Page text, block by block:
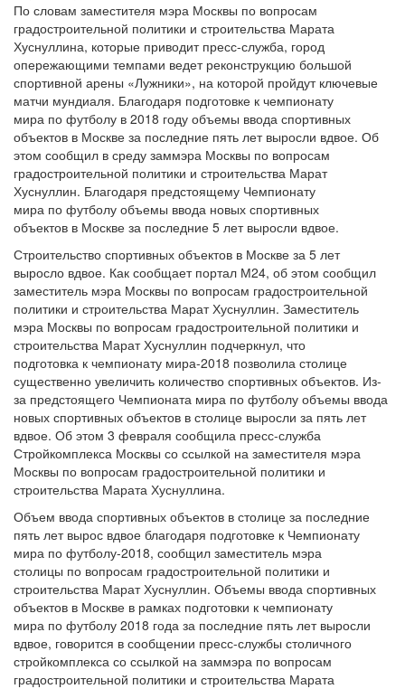
По словам заместителя мэра Москвы по вопросам
градостроительной политики и строительства Марата
Хуснуллина, которые приводит пресс-служба, город
опережающими темпами ведет реконструкцию большой
спортивной арены «Лужники», на которой пройдут ключевые
матчи мундиаля. Благодаря подготовке к чемпионату
мира по футболу в 2018 году объемы ввода спортивных
объектов в Москве за последние пять лет выросли вдвое. Об
этом сообщил в среду заммэра Москвы по вопросам
градостроительной политики и строительства Марат
Хуснуллин. Благодаря предстоящему Чемпионату
мира по футболу объемы ввода новых спортивных
объектов в Москве за последние 5 лет выросли вдвое.
Строительство спортивных объектов в Москве за 5 лет
выросло вдвое. Как сообщает портал М24, об этом сообщил
заместитель мэра Москвы по вопросам градостроительной
политики и строительства Марат Хуснуллин. Заместитель
мэра Москвы по вопросам градостроительной политики и
строительства Марат Хуснуллин подчеркнул, что
подготовка к чемпионату мира-2018 позволила столице
существенно увеличить количество спортивных объектов. Из-
за предстоящего Чемпионата мира по футболу объемы ввода
новых спортивных объектов в столице выросли за пять лет
вдвое. Об этом 3 февраля сообщила пресс-служба
Стройкомплекса Москвы со ссылкой на заместителя мэра
Москвы по вопросам градостроительной политики и
строительства Марата Хуснуллина.
Объем ввода спортивных объектов в столице за последние
пять лет вырос вдвое благодаря подготовке к Чемпионату
мира по футболу-2018, сообщил заместитель мэра
столицы по вопросам градостроительной политики и
строительства Марат Хуснуллин. Объемы ввода спортивных
объектов в Москве в рамках подготовки к чемпионату
мира по футболу 2018 года за последние пять лет выросли
вдвое, говорится в сообщении пресс-службы столичного
стройкомплекса со ссылкой на заммэра по вопросам
градостроительной политики и строительства Марата